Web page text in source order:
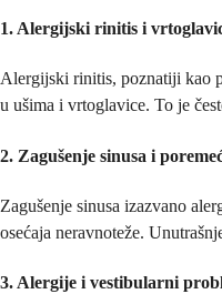
1. Alergijski rinitis i
Alergijski rinitis, poznatiji kao
u ušima i vrtoglavice. To je
2. Zagušenje sinusa i
Zagušenje sinusa izazvano
osećaja neravnoteže.
3. Alergije i vestibularni